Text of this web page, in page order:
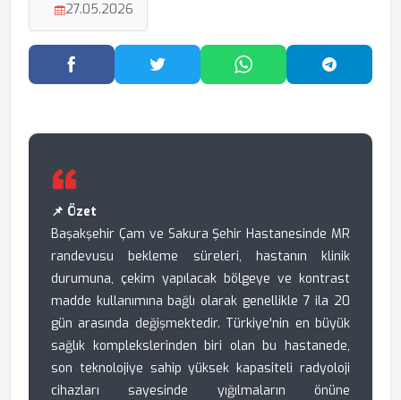
27.05.2026
Facebook'ta PaylaşTwitter'da PaylaşWhatsApp'ta Paylaş
📌 Özet
Başakşehir Çam ve Sakura Şehir Hastanesinde MR
randevusu bekleme süreleri, hastanın klinik
durumuna, çekim yapılacak bölgeye ve kontrast
madde kullanımına bağlı olarak genellikle 7 ila 20
gün arasında değişmektedir. Türkiye'nin en büyük
sağlık komplekslerinden biri olan bu hastanede,
son teknolojiye sahip yüksek kapasiteli radyoloji
cihazları sayesinde yığılmaların önüne